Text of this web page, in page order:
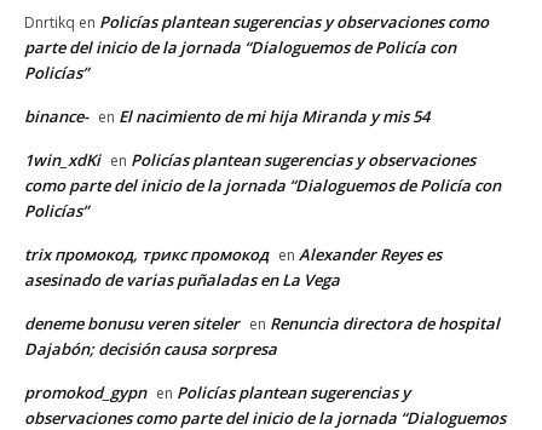
Dnrtikq en Policías plantean sugerencias y observaciones como
parte del inicio de la jornada “Dialoguemos de Policía con
Policías”
binance- en El nacimiento de mi hija Miranda y mis 54
1win_xdKi en Policías plantean sugerencias y observaciones
como parte del inicio de la jornada “Dialoguemos de Policía con
Policías”
trix промокод, трикс промокод en Alexander Reyes es
asesinado de varias puñaladas en La Vega
deneme bonusu veren siteler en Renuncia directora de hospital
Dajabón; decisión causa sorpresa
promokod_gypn en Policías plantean sugerencias y
observaciones como parte del inicio de la jornada “Dialoguemos